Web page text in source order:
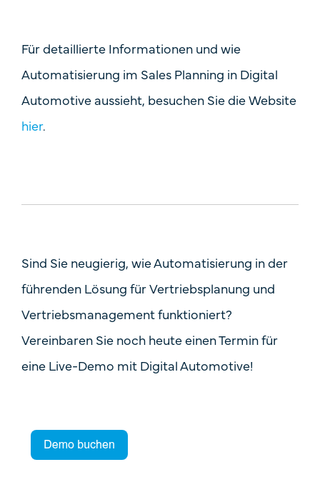
Für detaillierte Informationen und wie
Automatisierung im Sales Planning in Digital
Automotive aussieht, besuchen Sie die Website
hier.
Sind Sie neugierig, wie Automatisierung in der
führenden Lösung für Vertriebsplanung und
Vertriebsmanagement funktioniert?
Vereinbaren Sie noch heute einen Termin für
eine Live-Demo mit Digital Automotive!